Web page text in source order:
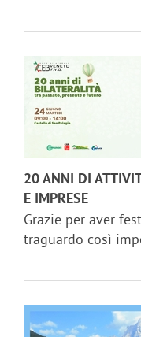
20 ANNI DI
E IMPRESE
Grazie per aver
traguardo così